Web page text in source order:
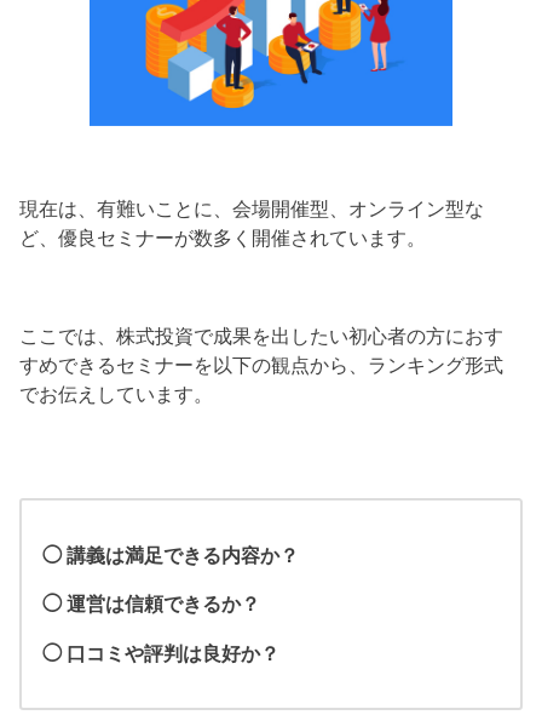
現在は、有難いことに、会場開催型、オンライン型な
ど、優良セミナーが数多く開催されています。
ここでは、株式投資で成果を出したい初心者の方におす
すめできるセミナーを以下の観点から、ランキング形式
でお伝えしています。
◯ 講義は満足できる内容か？
◯ 運営は信頼できるか？
◯ 口コミや評判は良好か？